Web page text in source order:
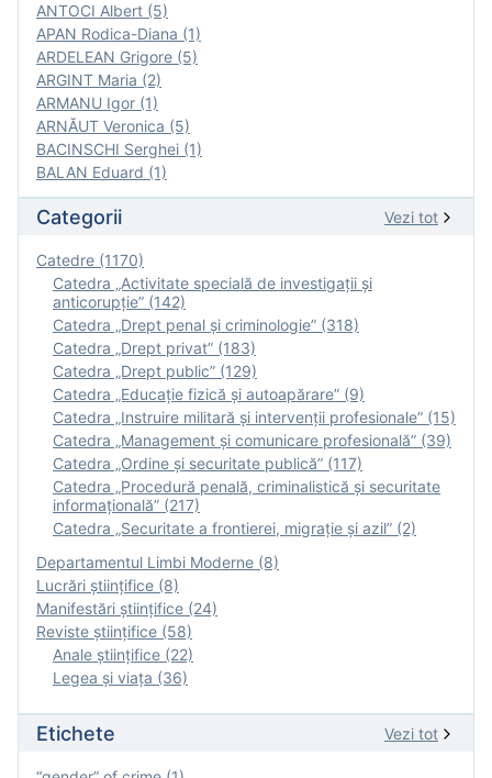
ANTOCI Albert (5)
APAN Rodica-Diana (1)
ARDELEAN Grigore (5)
ARGINT Maria (2)
ARMANU Igor (1)
ARNĂUT Veronica (5)
BACINSCHI Serghei (1)
BALAN Eduard (1)
Categorii Vezi tot
Catedre (1170)
Catedra „Activitate specială de investigaţii şi
anticorupție” (142)
Catedra „Drept penal și criminologie” (318)
Catedra „Drept privat” (183)
Catedra „Drept public” (129)
Catedra „Educație fizică şi autoapărare” (9)
Catedra „Instruire militară şi intervenţii profesionale” (15)
Catedra „Management și comunicare profesională” (39)
Catedra „Ordine și securitate publică” (117)
Catedra „Procedură penală, criminalistică și securitate
informațională” (217)
Catedra „Securitate a frontierei, migrație și azil” (2)
Departamentul Limbi Moderne (8)
Lucrări științifice (8)
Manifestări ştiinţifice (24)
Reviste ştiinţifice (58)
Anale ştiinţifice (22)
Legea şi viaţa (36)
Etichete Vezi tot